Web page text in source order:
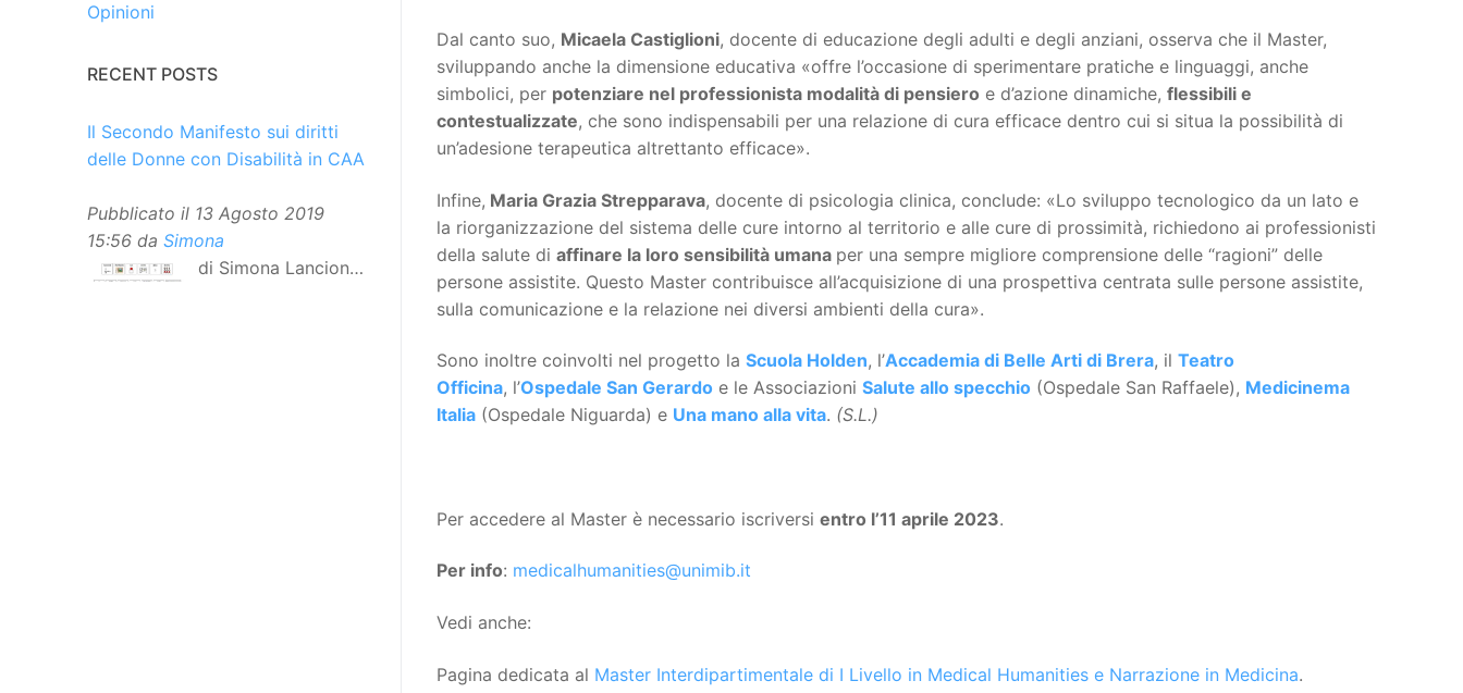
Dal canto suo, Micaela Castiglioni, docente di educazione degli adulti e degli anziani, osserva che il Master,
sviluppando anche la dimensione educativa «offre l’occasione di sperimentare pratiche e linguaggi, anche
simbolici, per potenziare nel professionista modalità di pensiero e d’azione dinamiche, flessibili e
contestualizzate, che sono indispensabili per una relazione di cura efficace dentro cui si situa la possibilità di
un’adesione terapeutica altrettanto efficace».
Infine, Maria Grazia Strepparava, docente di psicologia clinica, conclude: «Lo sviluppo tecnologico da un lato e
la riorganizzazione del sistema delle cure intorno al territorio e alle cure di prossimità, richiedono ai professionisti
della salute di affinare la loro sensibilità umana per una sempre migliore comprensione delle “ragioni” delle
persone assistite. Questo Master contribuisce all’acquisizione di una prospettiva centrata sulle persone assistite,
sulla comunicazione e la relazione nei diversi ambienti della cura».
Sono inoltre coinvolti nel progetto la Scuola Holden, l’Accademia di Belle Arti di Brera, il Teatro
Officina, l’Ospedale San Gerardo e le Associazioni Salute allo specchio (Ospedale San Raffaele), Medicinema
Italia (Ospedale Niguarda) e Una mano alla vita. (S.L.)
Per accedere al Master è necessario iscriversi entro l’11 aprile 2023.
Per info: medicalhumanities@unimib.it
Vedi anche:
Pagina dedicata al Master Interdipartimentale di I Livello in Medical Humanities e Narrazione in Medicina.
Opinioni
RECENT POSTS
Il Secondo Manifesto sui diritti
delle Donne con Disabilità in CAA
Pubblicato il 13 Agosto 2019
15:56 da Simona
di Simona Lancioni,